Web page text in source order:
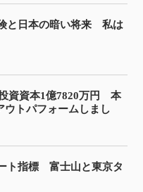
と日本の暗い将来 私は
資資本1億7820万円 本
ウトパフォームしまし
ト指標 富士山と東京タ